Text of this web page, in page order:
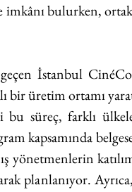
imkânı bulurken,
İstanbul
bir üretim ortamı
süreç, farklı
kapsamında
planlanıyor.